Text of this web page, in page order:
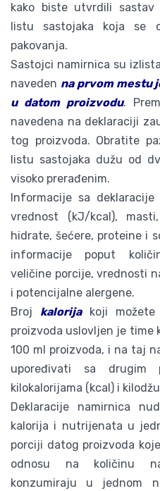
kako biste utvrdili sastav
listu sastojaka koja se
pakovanja.
Sastojci namirnica su
naveden na prvom mestu
u datom proizvodu.
navedena na deklaraciji
tog proizvoda. Obratite
listu sastojaka dužu od
visoko prerađenim.
Informacije sa
vrednost (kJ/kcal),
hidrate, šećere, proteine i
informacije poput
veličine porcije, vrednosti
i potencijalne alergene.
Broj kalorijakoji možete
proizvoda uslovljen je time
100 ml proizvoda, i na taj
upoređivati sa drugim
kilokalorijama (kcal) i
Deklaracije namirnica
kalorija i nutrijenata u
porciji datog proizvoda
odnosu na količinu
konzumiraju u jednom